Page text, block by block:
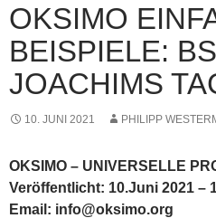
OKSIMO
BEISPIELE:
JOACHIMS
10. JUNI 2021 PHILIPP
OKSIMO – UNIVERSELLE
Veröffentlicht: 10.Juni 2021 –
Email: info@oksimo.org